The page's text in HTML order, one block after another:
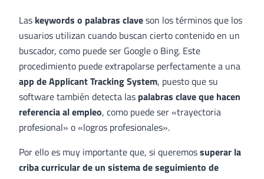
Las keywords o palabras claveson los términos que los
usuarios utilizan cuando buscan cierto contenido en un
buscador, como puede ser Google o Bing. Este
procedimiento puede extrapolarse perfectamente a una
app de Applicant Tracking System, puesto que su
software también detecta las palabras clave que hacen
referencia al empleo, como puede ser «trayectoria
profesional» o «logros profesionales».
Por ello es muy importante que, si queremossuperar la
criba curricular de un sistema de seguimiento de